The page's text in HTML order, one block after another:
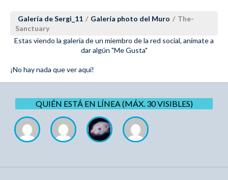
Galería de Sergi_11 / Galería photo del Muro / The-
Sanctuary
Estas viendo la galería de un miembro de la red social, anímate a
dar algún "Me Gusta"
¡No hay nada que ver aquí!
QUIÉN ESTÁ EN LÍNEA (MÁX. 30 VISIBLES)